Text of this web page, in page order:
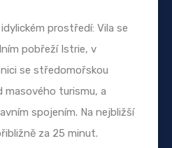
prostředí: Vila se
pobřeží Istrie, v
se středomořskou
masového turismu, a
spojením. Na nejbližší
za 25 minut.